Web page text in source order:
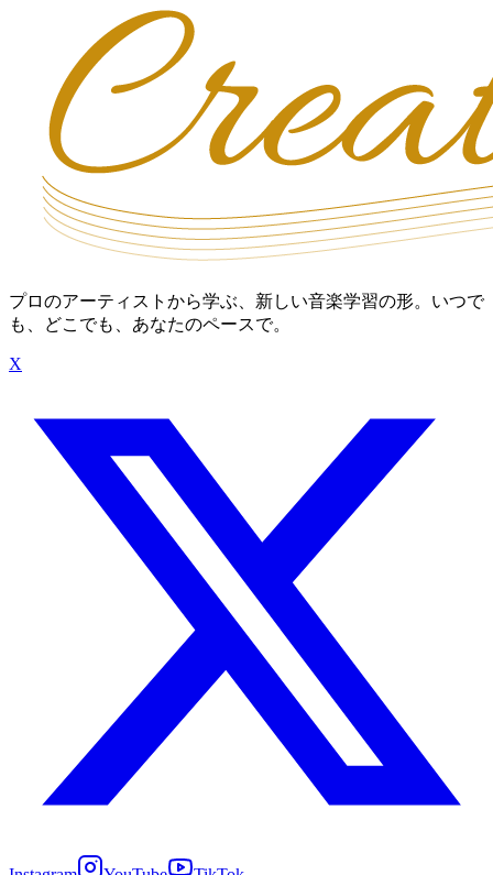
プロのアーティストから学ぶ、新しい音楽学習の形。いつで
も、どこでも、あなたのペースで。
X